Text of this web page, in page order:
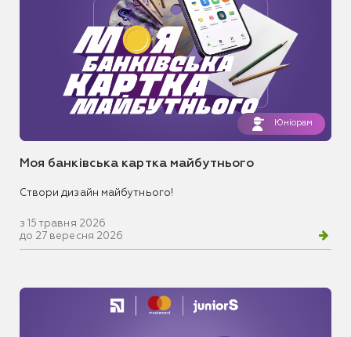
Юніорам
Моя банківська картка майбутнього
Створи дизайн майбутнього!
з 15 травня 2026
до 27 вересня 2026